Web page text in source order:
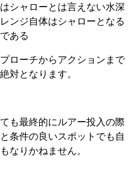
シャローとは言えない水深
ンジ自体はシャローとなる
ある
ローチからアクションまで
対となります。
も最終的にルアー投入の際
条件の良いスポットでも自
なりかねません。